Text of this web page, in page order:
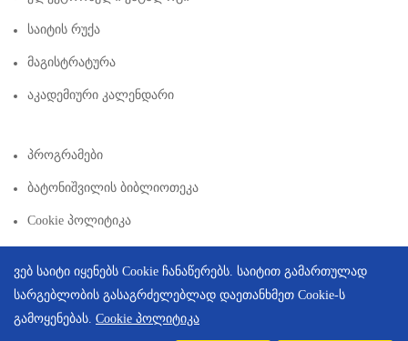
Საიტის Რუქა
Მაგისტრატურა
Აკადემიური Კალენდარი
Პროგრამები
Ბატონიშვილის Ბიბლიოთეკა
Cookie Პოლიტიკა
Copyright © 2026 | Created By
ვებ საიტი იყენებს Cookie ჩანაწერებს. საიტით გამართულად
სარგებლობის გასაგრძელებლად დაეთანხმეთ Cookie-ს
გამოყენებას. Cookie პოლიტიკა